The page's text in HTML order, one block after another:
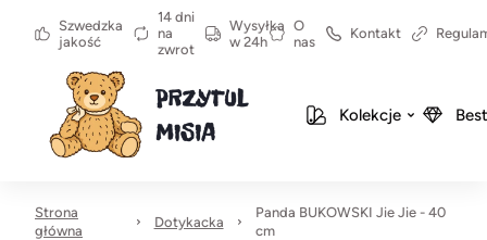
Szwedzka
jakość
14 dni
na
zwrot
Wysyłka
w 24h
O
nas
Kontakt
Kolekcje
Strona
główna
Dotykacka
Panda BUKOWSKI Jie Jie - 40
cm